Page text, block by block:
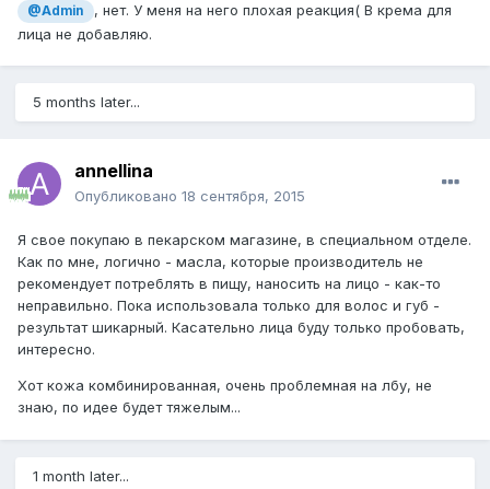
@Admin
, нет. У меня на него плохая реакция( В крема для
лица не добавляю.
5 months later...
annellina
Опубликовано 18 сентября, 2015
Я свое покупаю в пекарском магазине, в специальном отделе.
Как по мне, логично - масла, которые производитель не
рекомендует потреблять в пищу, наносить на лицо - как-то
неправильно. Пока использовала только для волос и губ -
результат шикарный. Касательно лица буду только пробовать,
интересно.
Хот кожа комбинированная, очень проблемная на лбу, не
знаю, по идее будет тяжелым...
1 month later...